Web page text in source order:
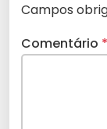
Campos
Comentário *